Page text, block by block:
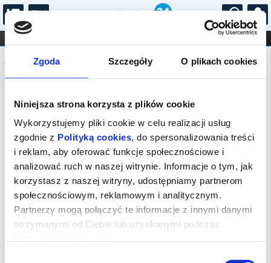
Zgoda Szczegóły O plikach cookies
Niniejsza strona korzysta z plików cookie
Wykorzystujemy pliki cookie w celu realizacji usług
zgodnie z Polityką cookies, do spersonalizowania treści
i reklam, aby oferować funkcje społecznościowe i
analizować ruch w naszej witrynie. Informacje o tym, jak
korzystasz z naszej witryny, udostępniamy partnerom
społecznościowym, reklamowym i analitycznym.
Partnerzy mogą połączyć te informacje z innymi danymi
otrzymanymi od Ciebie lub uzyskanymi podczas
...
FILHARMONIA OPERA I BALET
STAND-UP
DLA DZIECI
Komunikat
Sprzedaż biletów on-line na wydarzenie
została zakończona.